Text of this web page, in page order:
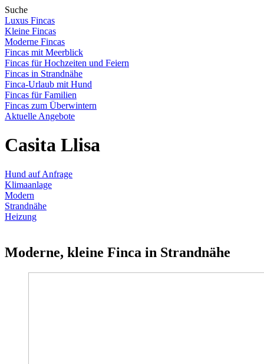
Suche
Luxus Fincas
Kleine Fincas
Moderne Fincas
Fincas mit Meerblick
Fincas für Hochzeiten und Feiern
Fincas in Strandnähe
Finca-Urlaub mit Hund
Fincas für Familien
Fincas zum Überwintern
Aktuelle Angebote
Casita Llisa
Hund auf Anfrage
Klimaanlage
Modern
Strandnähe
Heizung
Moderne, kleine Finca in Strandnähe